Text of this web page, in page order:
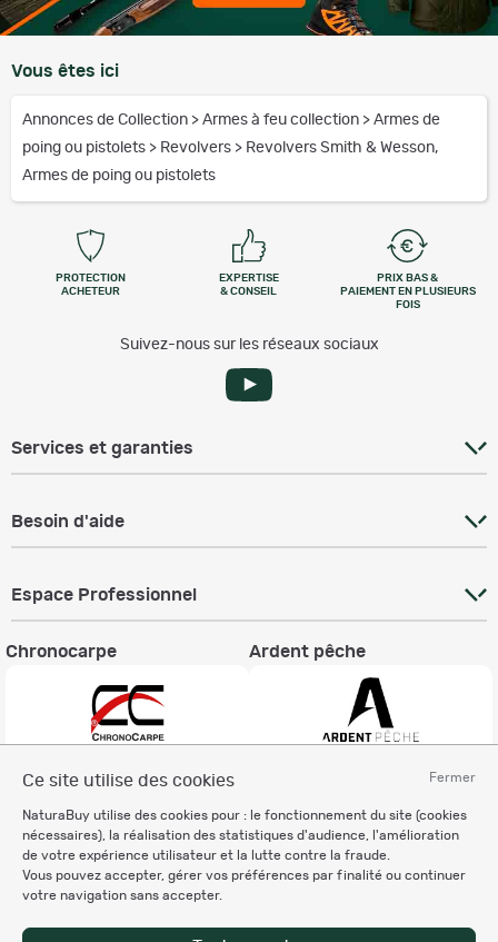
Fermer
Ce site utilise des cookies
NaturaBuy utilise des cookies pour : le fonctionnement du site (cookies
nécessaires), la réalisation des statistiques d'audience, l'amélioration
de votre expérience utilisateur et la lutte contre la fraude.
Vous pouvez accepter, gérer vos préférences par finalité ou continuer
votre navigation sans accepter.
Vous êtes ici
Annonces de Collection > Armes à feu collection > Armes de
poing ou pistolets > Revolvers > Revolvers Smith & Wesson,
Armes de poing ou pistolets
PROTECTION
ACHETEUR
EXPERTISE
& CONSEIL
PRIX BAS &
PAIEMENT EN PLUSIEURS
FOIS
Suivez-nous sur les réseaux sociaux
Services et garanties
Besoin d'aide
Espace Professionnel
Chronocarpe Ardent pêche
Charte éthique
Mentions légales
Règlement & Conditions d'utilisation
Politique de protection
des données personnelles